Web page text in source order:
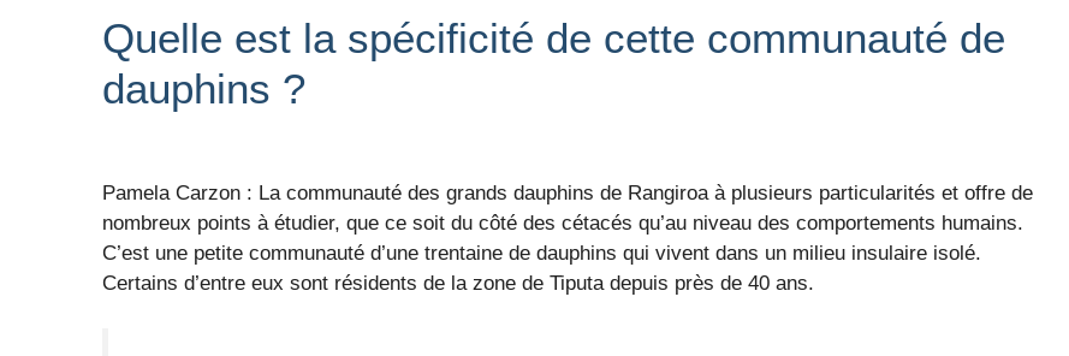
Quelle est la spécificité de cette communauté de
dauphins ?
Pamela Carzon : La communauté des grands dauphins de Rangiroa à plusieurs particularités et offre de
nombreux points à étudier, que ce soit du côté des cétacés qu’au niveau des comportements humains.
C’est une petite communauté d’une trentaine de dauphins qui vivent dans un milieu insulaire isolé.
Certains d’entre eux sont résidents de la zone de Tiputa depuis près de 40 ans.